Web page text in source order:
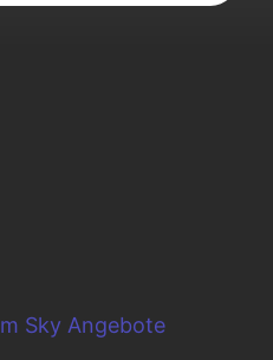
Sky Angebote